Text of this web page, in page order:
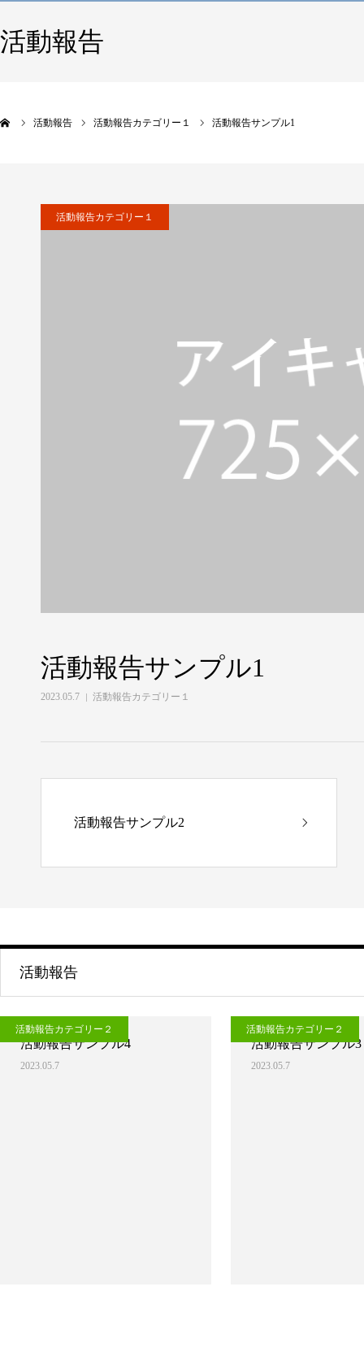
活動報告
活動報告 活動報告カテゴリー１ 活動報告サンプル1
活動報告カテゴリー１
活動報告サンプル1
2023.05.7 活動報告カテゴリー１
活動報告サンプル2
活動報告
活動報告カテゴリー２
活動報告サンプル4
2023.05.7
活動報告カテゴリー２
活動報告サンプル3
2023.05.7